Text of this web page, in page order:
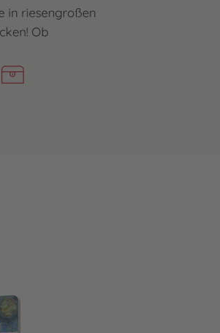
in riesengroßen
Ob